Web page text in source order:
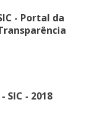
- Portal da
- 2018